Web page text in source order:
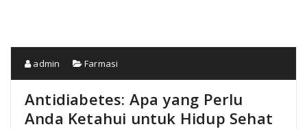
admin Farmasi
Antidiabetes: Apa yang Perlu
Anda Ketahui untuk Hidup Sehat